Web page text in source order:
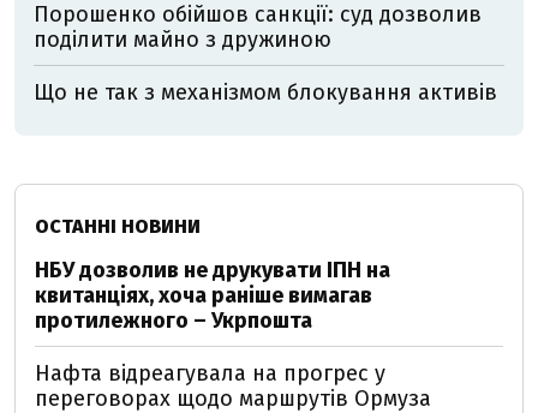
Порошенко обійшов санкції: суд дозволив
поділити майно з дружиною
Що не так з механізмом блокування активів
ОСТАННІ НОВИНИ
НБУ дозволив не друкувати ІПН на
квитанціях, хоча раніше вимагав
протилежного – Укрпошта
Нафта відреагувала на прогрес у
переговорах щодо маршрутів Ормуза